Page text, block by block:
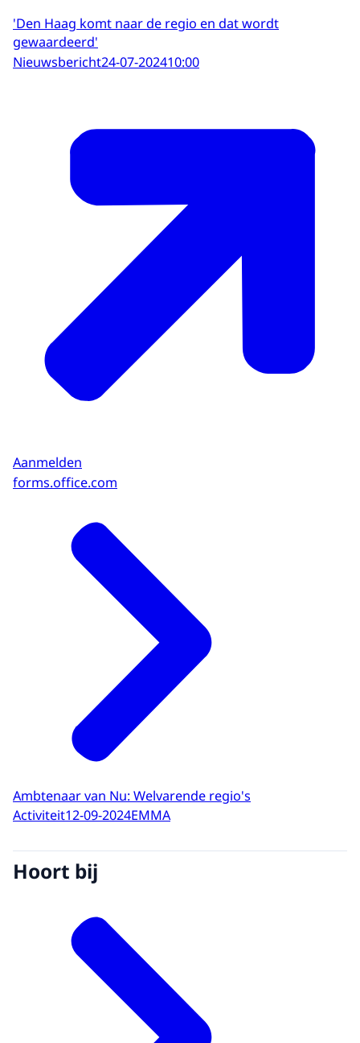
'Den Haag komt naar de regio en dat wordt
gewaardeerd'
Nieuwsbericht24-07-202410:00
Aanmelden
forms.office.com
Ambtenaar van Nu: Welvarende regio's
Activiteit12-09-2024EMMA
Hoort bij